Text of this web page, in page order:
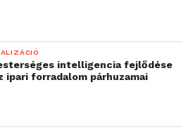
intelligencia fejlődése
ipari forradalom párhuzamai